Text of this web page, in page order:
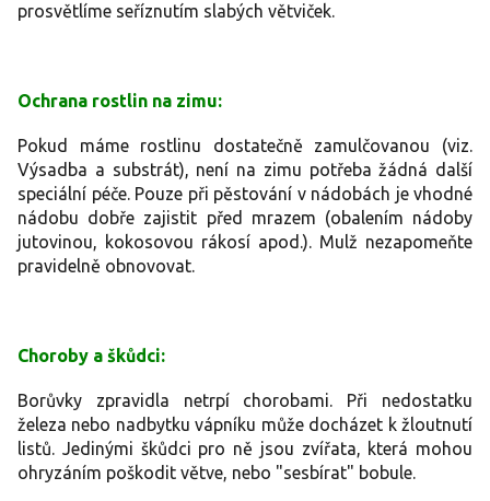
prosvětlíme seříznutím slabých větviček.
Ochrana rostlin na zimu:
Pokud máme rostlinu dostatečně zamulčovanou (viz.
Výsadba a substrát), není na zimu potřeba žádná další
speciální péče. Pouze při pěstování v nádobách je vhodné
nádobu dobře zajistit před mrazem (obalením nádoby
jutovinou, kokosovou rákosí apod.). Mulž nezapomeňte
pravidelně obnovovat.
Choroby a škůdci:
Borůvky zpravidla netrpí chorobami. Při nedostatku
železa nebo nadbytku vápníku může docházet k žloutnutí
listů. Jedinými škůdci pro ně jsou zvířata, která mohou
ohryzáním poškodit větve, nebo "sesbírat" bobule.